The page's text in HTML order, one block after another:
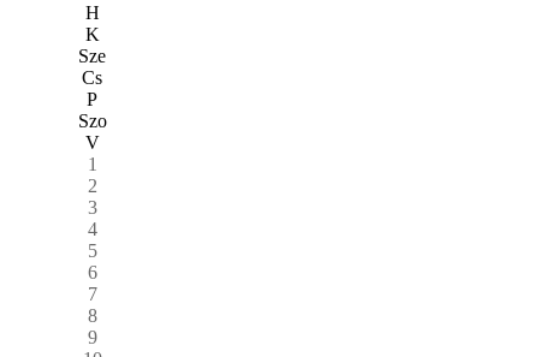
H
K
Sze
Cs
P
Szo
V
1
2
3
4
5
6
7
8
9